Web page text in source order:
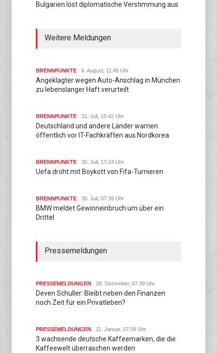
Bulgarien löst diplomatische Verstimmung aus
Weitere Meldungen
BRENNPUNKTE 6. August, 11:45 Uhr
Angeklagter wegen Auto-Anschlag in München
zu lebenslanger Haft verurteilt
BRENNPUNKTE 31. Juli, 15:42 Uhr
Deutschland und andere Länder warnen
öffentlich vor IT-Fachkräften aus Nordkorea
BRENNPUNKTE 30. Juli, 17:24 Uhr
Uefa droht mit Boykott von Fifa-Turnieren
BRENNPUNKTE 30. Juli, 07:39 Uhr
BMW meldet Gewinneinbruch um über ein
Drittel
Pressemeldungen
PRESSEMELDUNGEN 28. Dezember, 07:39 Uhr
Deven Schuller: Bleibt neben den Finanzen
noch Zeit für ein Privatleben?
PRESSEMELDUNGEN 11. Januar, 07:39 Uhr
3 wachsende deutsche Kaffeemarken, die die
Kaffeewelt überraschen werden